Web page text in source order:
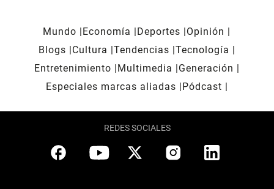
Mundo Economía Deportes
Opinión
Blogs
Cultura Tendencias Tecnología
Entretenimiento
Multimedia
Generación
Especiales marcas aliadas
Pódcast
REDES SOCIALES